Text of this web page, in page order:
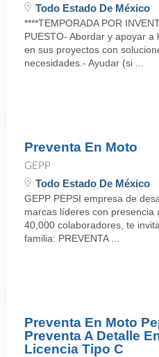
Todo Estado De México
****TEMPORADA POR
PUESTO- Abordar y apoyar
en sus proyectos con
necesidades.- Ayudar (si ...
Preventa En Moto
GEPP
Todo Estado De México
GEPP PEPSI empresa de
marcas líderes con presencia
40,000 colaboradores, te
familia: PREVENTA ...
Preventa En Moto
Preventa A Detalle
Licencia Tipo C